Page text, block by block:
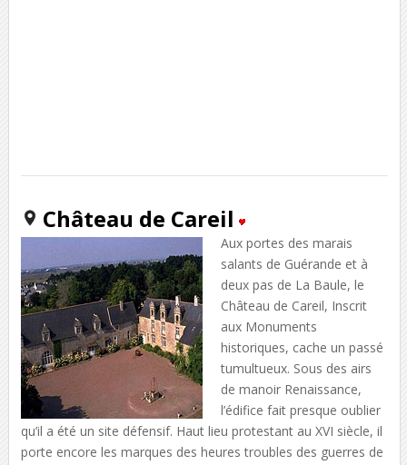
Château de Careil
Aux portes des marais
salants de Guérande et à
deux pas de La Baule, le
Château de Careil, Inscrit
aux Monuments
historiques, cache un passé
tumultueux. Sous des airs
de manoir Renaissance,
l’édifice fait presque oublier
qu’il a été un site défensif. Haut lieu protestant au XVI siècle, il
porte encore les marques des heures troubles des guerres de